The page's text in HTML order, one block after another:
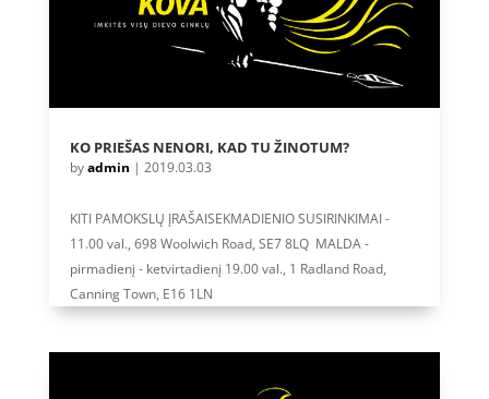
KO PRIEŠAS NENORI, KAD TU ŽINOTUM?
byadmin | 2019.03.03
KITI PAMOKSLŲ ĮRAŠAISEKMADIENIO SUSIRINKIMAI -
11.00 val., 698 Woolwich Road, SE7 8LQ MALDA -
pirmadienį - ketvirtadienį 19.00 val., 1 Radland Road,
Canning Town, E16 1LN